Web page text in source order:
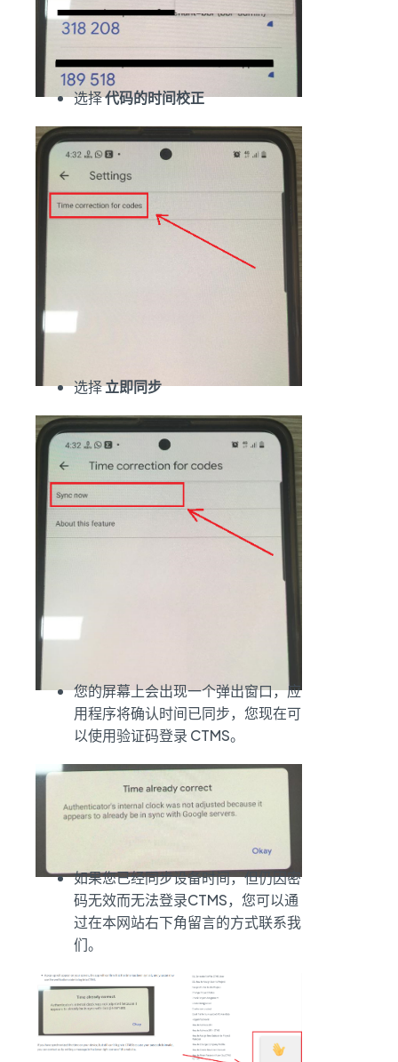
选择代码的时间校正
选择立即同步
您的屏幕上会出现一个弹出窗口，应
用程序将确认时间已同步，您现在可
以使用验证码登录 CTMS。
如果您已经同步设备时间，但仍因密
码无效而无法登录CTMS，您可以通
过在本网站右下角留言的方式联系我
们。